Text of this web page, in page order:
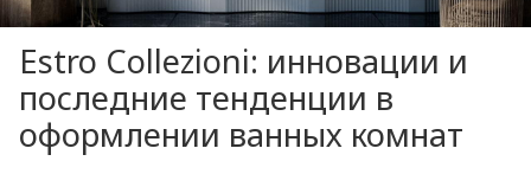
Estro Collezioni: инновации и
последние тенденции в
оформлении ванных комнат